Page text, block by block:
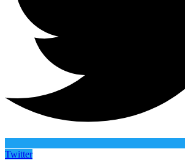
Twitter